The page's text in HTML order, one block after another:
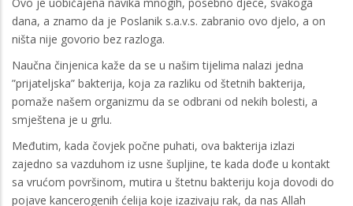
dana, a znamo da je Poslanik s.a.v.s. zabranio ovo djelo, a on
ništa nije govorio bez razloga.
Naučna činjenica kaže da se u našim tijelima nalazi jedna
”prijateljska” bakterija, koja za razliku od štetnih bakterija,
pomaže našem organizmu da se odbrani od nekih bolesti, a
smještena je u grlu.
Međutim, kada čovjek počne puhati, ova bakterija izlazi
zajedno sa vazduhom iz usne šupljine, te kada dođe u kontakt
sa vrućom površinom, mutira u štetnu bakteriju koja dovodi do
pojave kancerogenih ćelija koje izazivaju rak, da nas Allah